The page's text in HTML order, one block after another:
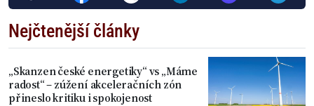
Nejčtenější články
„Skanzen české energetiky“ vs „Máme
radost“ – zúžení akceleračních zón
přineslo kritiku i spokojenost